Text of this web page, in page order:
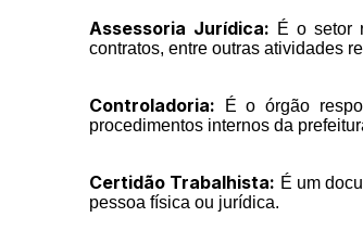
Assessoria Jurídica: É o setor
contratos, entre outras atividades
Controladoria: É o órgão
procedimentos internos da
Certidão Trabalhista: É um
pessoa física ou jurídica.